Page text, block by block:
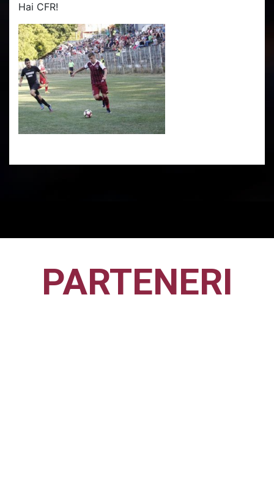
Hai CFR!
PARTENERI